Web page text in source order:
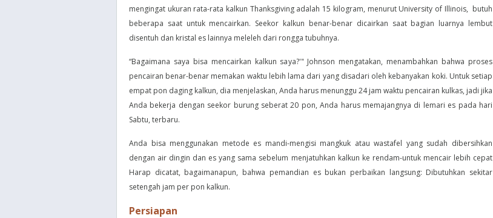
mengingat ukuran rata-rata kalkun Thanksgiving adalah 15 kilogram, menurut University of Illinois, butuh
beberapa saat untuk mencairkan. Seekor kalkun benar-benar dicairkan saat bagian luarnya lembut
disentuh dan kristal es lainnya meleleh dari rongga tubuhnya.
“Bagaimana saya bisa mencairkan kalkun saya?'" Johnson mengatakan, menambahkan bahwa proses
pencairan benar-benar memakan waktu lebih lama dari yang disadari oleh kebanyakan koki. Untuk setiap
empat pon daging kalkun, dia menjelaskan, Anda harus menunggu 24 jam waktu pencairan kulkas, jadi jika
Anda bekerja dengan seekor burung seberat 20 pon, Anda harus memajangnya di lemari es pada hari
Sabtu, terbaru.
Anda bisa menggunakan metode es mandi-mengisi mangkuk atau wastafel yang sudah dibersihkan
dengan air dingin dan es yang sama sebelum menjatuhkan kalkun ke rendam-untuk mencair lebih cepat
Harap dicatat, bagaimanapun, bahwa pemandian es bukan perbaikan langsung: Dibutuhkan sekitar
setengah jam per pon kalkun.
Persiapan